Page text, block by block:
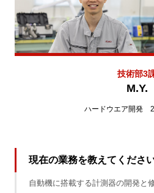
技術部3
M.Y.
ハードウエア開発
現在の業務を教えてください
自動機に搭載する計測器の開発と